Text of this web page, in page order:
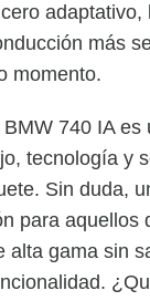
adaptativo,
más
momento.
740 IA es
tecnología y
Sin duda,
para aquellos
alta gama sin